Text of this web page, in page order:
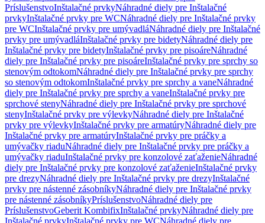
PríslušenstvoInštalačné prvkyNáhradné diely pre Inštalačné
prvkyInštalačné prvky pre WCNáhradné diely pre Inštalačné prvky
pre WCInštalačné prvky pre umývadláNáhradné diely pre Inštalačné
prvky pre umývadláInštalačné prvky pre bidetyNáhradné diely pre
Inštalačné prvky pre bidetyInštalačné prvky pre pisoáreNáhradné
diely pre Inštalačné prvky pre pisoáreInštalačné prvky pre sprchy so
stenovým odtokomNáhradné diely pre Inštalačné prvky pre sprchy
so stenovým odtokomInštalačné prvky pre sprchy a vaneNáhradné
diely pre Inštalačné prvky pre sprchy a vaneInštalačné prvky pre
sprchové stenyNáhradné diely pre Inštalačné prvky pre sprchové
stenyInštalačné prvky pre výlevkyNáhradné diely pre Inštalačné
prvky pre výlevkyInštalačné prvky pre armatúryNáhradné diely pre
Inštalačné prvky pre armatúryInštalačné prvky pre práčky a
umývačky riaduNáhradné diely pre Inštalačné prvky pre práčky a
umývačky riaduInštalačné prvky pre konzolové zaťaženieNáhradné
diely pre Inštalačné prvky pre konzolové zaťaženieInštalačné prvky
pre drezyNáhradné diely pre Inštalačné prvky pre drezyInštalačné
prvky pre nástenné zásobníkyNáhradné diely pre Inštalačné prvky
pre nástenné zásobníkyPríslušenstvoNáhradné diely pre
PríslušenstvoGeberit KombifixInštalačné prvkyNáhradné diely pre
Inštalačné prvkyInštalačné prvky pre WCNáhradné diely pre